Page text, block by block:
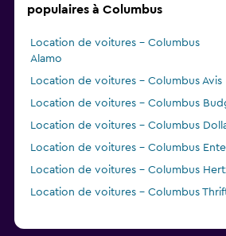
populaires à Columbus
Location de voitures - Columbus
Alamo
Location de voitures - Columbus Avis
Location de voitures - Columbus
Location de voitures - Columbus
Location de voitures - Columbus
Location de voitures - Columbus
Location de voitures - Columbus